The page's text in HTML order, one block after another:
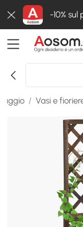
-10% sul
/ Vasi e